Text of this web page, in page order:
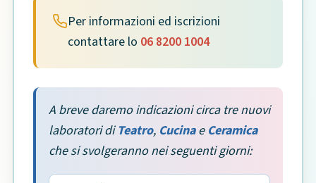
Per informazioni ed iscrizioni
contattare lo 06 8200 1004
A breve daremo indicazioni circa tre nuovi
laboratori di Teatro, Cucinae Ceramica
che si svolgeranno nei seguenti giorni: